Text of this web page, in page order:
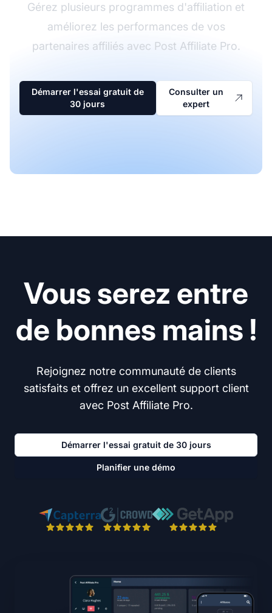
Gérez plusieurs programmes d'affiliation et
améliorez les performances de vos
partenaires affiliés avec Post Affiliate Pro.
Démarrer l'essai gratuit de
30 jours
Consulter un
expert
Vous serez entre
de bonnes mains !
Rejoignez notre communauté de clients
satisfaits et offrez un excellent support client
avec Post Affiliate Pro.
Démarrer l'essai gratuit de 30 jours
Planifier une démo